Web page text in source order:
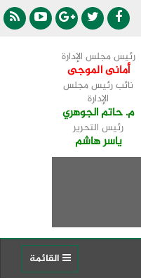
رئيس مجلس الإدارة
أمانى الموجى
نائب رئيس مجلس
الإدارة
م. حاتم الجوهري
رئيس التحرير
ياسر هاشم